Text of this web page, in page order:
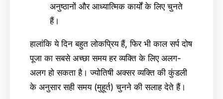
अनुष्ठानों और आध्यात्मिक कार्यों के लिए चुनते
हैं।
हालांकि ये दिन बहुत लोकप्रिय हैं, फिर भी काल सर्प दोष
पूजा का सबसे अच्छा समय हर व्यक्ति के लिए अलग-
अलग हो सकता है। ज्योतिषी अक्सर व्यक्ति की कुंडली
के अनुसार सही समय (मुहूर्त) चुनने की सलाह देते हैं।